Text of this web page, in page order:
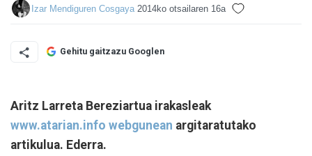
Izar Mendiguren Cosgaya 2014ko otsailaren 16a
Gehitu gaitzazu Googlen
Aritz Larreta Bereziartua irakasleak
www.atarian.info webgunean argitaratutako
artikulua. Ederra.